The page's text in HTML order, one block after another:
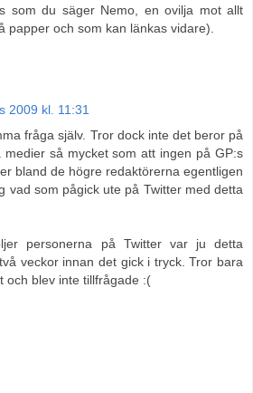
som du säger Nemo, en ovilja mot allt
papper och som kan länkas vidare).
2009 kl. 11:31
fråga själv. Tror dock inte det beror på
medier så mycket som att ingen på GP:s
bland de högre redaktörerna egentligen
vad som pågick ute på Twitter med detta
personerna på Twitter var ju detta
veckor innan det gick i tryck. Tror bara
och blev inte tillfrågade :(